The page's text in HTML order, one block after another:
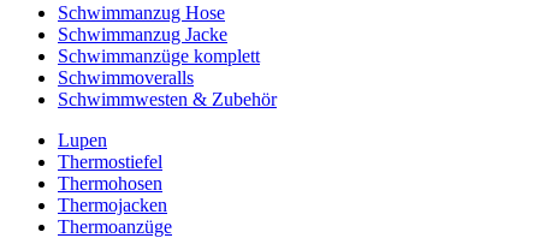
Schwimmanzug Hose
Schwimmanzug Jacke
Schwimmanzüge komplett
Schwimmoveralls
Schwimmwesten & Zubehör
Lupen
Thermostiefel
Thermohosen
Thermojacken
Thermoanzüge